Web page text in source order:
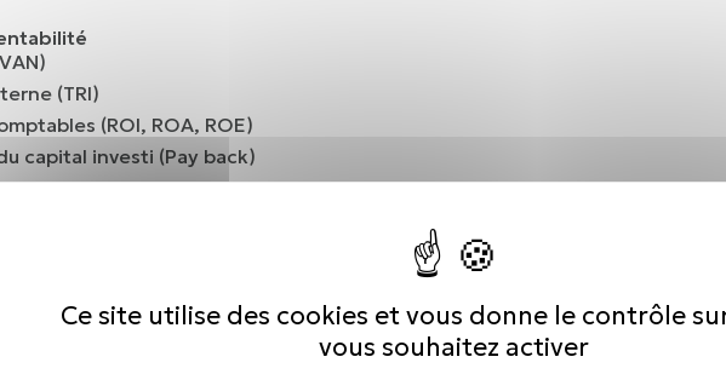
Ce site utilise des cookies et vous donne le contrôle
vous souhaitez activer
(TRI)
(ROI, ROA, ROE)
capital investi (Pay back)
l’investissement
et leurs coûts
suivi de la trésorerie